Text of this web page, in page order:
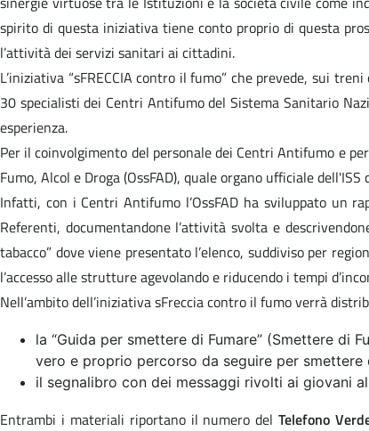
spirito di questa iniziativa tiene conto proprio di questa
l’attività dei servizi sanitari ai cittadini.
L’iniziativa “sFRECCIA contro il fumo” che prevede, sui
30 specialisti dei Centri Antifumo del Sistema Sanitario
esperienza.
Per il coinvolgimento del personale dei Centri Antifumo e
Fumo, Alcol e Droga (OssFAD), quale organo ufficiale
Infatti, con i Centri Antifumo l’OssFAD ha sviluppato un
Referenti, documentandone l’attività svolta e
tabacco” dove viene presentato l’elenco, suddiviso per
l’accesso alle strutture agevolando e riducendo i tempi
Nell’ambito dell’iniziativa sFreccia contro il fumo verrà
la “Guida per smettere di Fumare” (Smettere
vero e proprio percorso da seguire per smettere
il segnalibro con dei messaggi rivolti ai giovani
Entrambi i materiali riportano il numero delTelefono